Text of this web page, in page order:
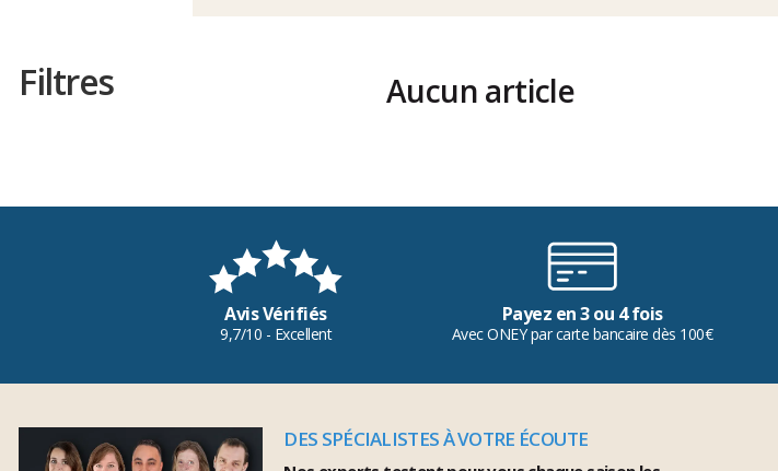
Filtres Aucun article
Avis Vérifiés
9,7/10 - Excellent
Payez en 3 ou 4 fois
Avec ONEY par carte bancaire dès 100€
DES SPÉCIALISTES À VOTRE ÉCOUTE